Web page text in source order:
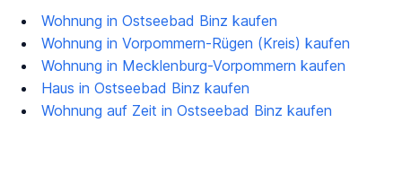
Wohnung in Ostseebad Binz kaufen
Wohnung in Vorpommern-Rügen (Kreis) kaufen
Wohnung in Mecklenburg-Vorpommern kaufen
Haus in Ostseebad Binz kaufen
Wohnung auf Zeit in Ostseebad Binz kaufen